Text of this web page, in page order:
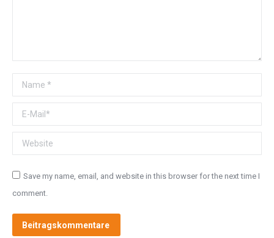
Name *
E-Mail *
Website
Save my name, email, and website in this browser for the next time I
comment.
Beitragskommentare